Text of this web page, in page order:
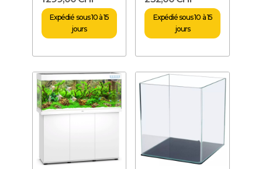
Expédié sous 10 à 15
jours
Expédié sous 10 à 15
jours